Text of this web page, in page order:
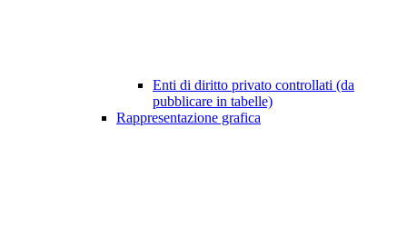
Enti di diritto privato controllati (da
pubblicare in tabelle)
Rappresentazione grafica